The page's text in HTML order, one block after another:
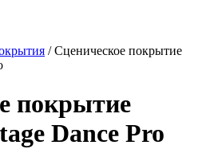
/Сценическое покрытие
покрытие
Dance Pro